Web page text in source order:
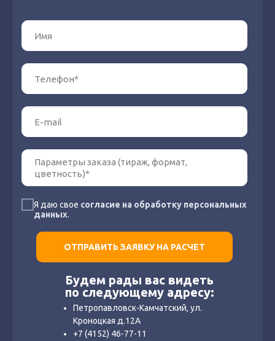
Я даю свое согласие на обработку персональных
данных.
ОТПРАВИТЬ ЗАЯВКУ НА РАСЧЕТ
Петропавловск-Камчатский, ул.
Кроноцкая д.12А
+7 (4152) 46-77-11
Будем рады вас видеть
по следующему адресу: